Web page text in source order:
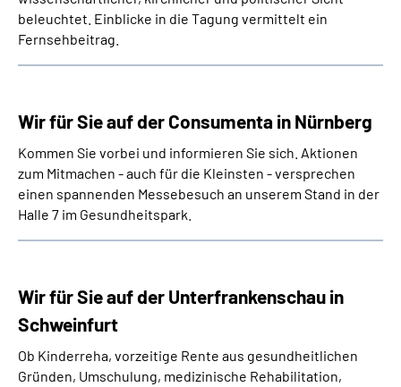
beleuchtet. Einblicke in die Tagung vermittelt ein
Fernsehbeitrag.
Wir für Sie auf der Consumenta in Nürnberg
Kommen Sie vorbei und informieren Sie sich. Aktionen
zum Mitmachen - auch für die Kleinsten - versprechen
einen spannenden Messebesuch an unserem Stand in der
Halle 7 im Gesundheitspark.
Wir für Sie auf der Unterfrankenschau in
Schweinfurt
Ob Kinderreha, vorzeitige Rente aus gesundheitlichen
Gründen, Umschulung, medizinische Rehabilitation,